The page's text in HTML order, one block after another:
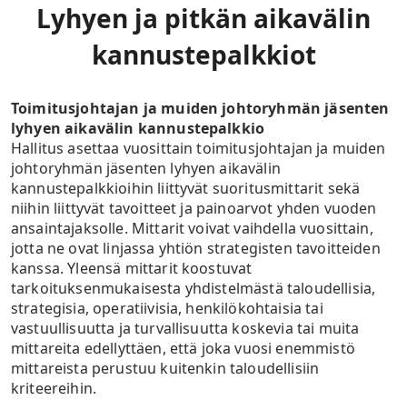
Lyhyen ja pitkän aikavälin
kannustepalkkiot
Toimitusjohtajan ja muiden johtoryhmän jäsenten
lyhyen aikavälin kannustepalkkio
Hallitus asettaa vuosittain toimitusjohtajan ja muiden
johtoryhmän jäsenten lyhyen aikavälin
kannustepalkkioihin liittyvät suoritusmittarit sekä
niihin liittyvät tavoitteet ja painoarvot yhden vuoden
ansaintajaksolle. Mittarit voivat vaihdella vuosittain,
jotta ne ovat linjassa yhtiön strategisten tavoitteiden
kanssa. Yleensä mittarit koostuvat
tarkoituksenmukaisesta yhdistelmästä taloudellisia,
strategisia, operatiivisia, henkilökohtaisia tai
vastuullisuutta ja turvallisuutta koskevia tai muita
mittareita edellyttäen, että joka vuosi enemmistö
mittareista perustuu kuitenkin taloudellisiin
kriteereihin.